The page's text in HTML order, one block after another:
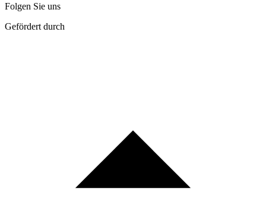
Folgen Sie uns
Gefördert durch